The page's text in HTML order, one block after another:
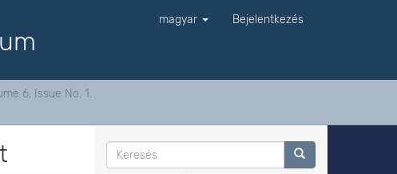
magyar Bejelentkezés
6, Issue No. 1.